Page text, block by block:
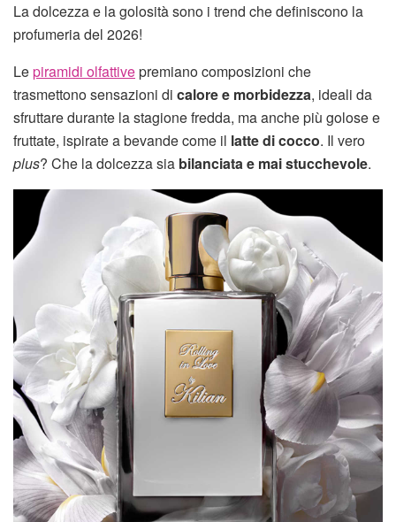
La dolcezza e la golosità sono i trend che definiscono la
profumeria del 2026!
Lepiramidi olfattivepremiano composizioni che
trasmettono sensazioni di calore e morbidezza, ideali da
sfruttare durante la stagione fredda, ma anche più golose e
fruttate, ispirate a bevande come il latte di cocco. Il vero
plus? Che la dolcezza sia bilanciata e mai stucchevole.